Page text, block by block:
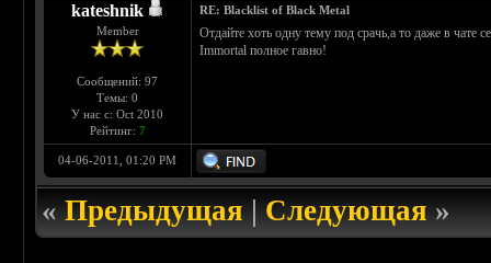
kateshnik
Member
Сообщений: 97
Темы: 0
У нас с: Oct 2010
Рейтинг: 7
RE: Blacklist of Black Metal
Отдайте хоть одну тему под срачь,а то даже в чате
Immortal полное гавно!
04-06-2011, 01:20 PM
«Предыдущая|Следующая»